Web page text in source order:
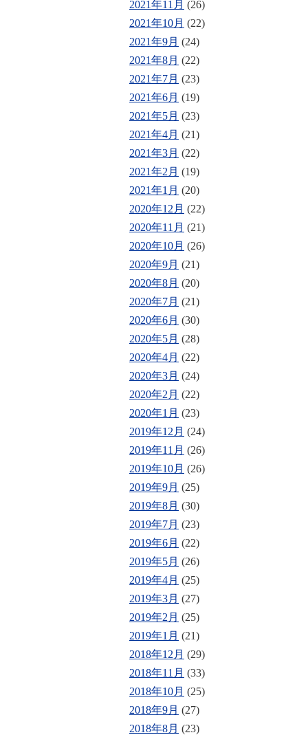
2021年11月 (26)
2021年10月 (22)
2021年9月 (24)
2021年8月 (22)
2021年7月 (23)
2021年6月 (19)
2021年5月 (23)
2021年4月 (21)
2021年3月 (22)
2021年2月 (19)
2021年1月 (20)
2020年12月 (22)
2020年11月 (21)
2020年10月 (26)
2020年9月 (21)
2020年8月 (20)
2020年7月 (21)
2020年6月 (30)
2020年5月 (28)
2020年4月 (22)
2020年3月 (24)
2020年2月 (22)
2020年1月 (23)
2019年12月 (24)
2019年11月 (26)
2019年10月 (26)
2019年9月 (25)
2019年8月 (30)
2019年7月 (23)
2019年6月 (22)
2019年5月 (26)
2019年4月 (25)
2019年3月 (27)
2019年2月 (25)
2019年1月 (21)
2018年12月 (29)
2018年11月 (33)
2018年10月 (25)
2018年9月 (27)
2018年8月 (23)